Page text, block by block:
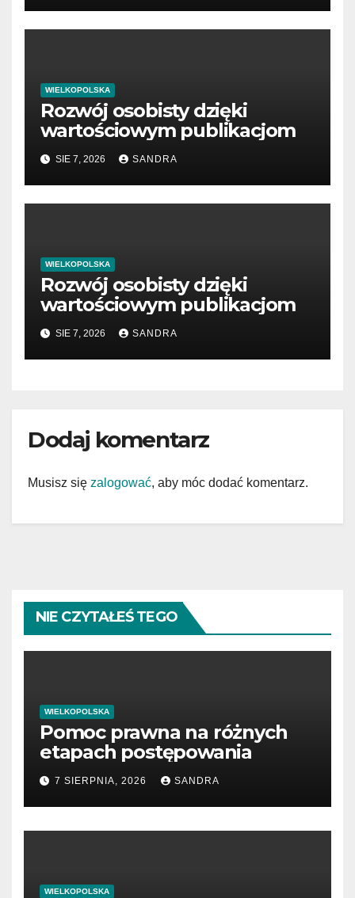
WIELKOPOLSKA
Rozwój osobisty dzięki
wartościowym publikacjom
SIE 7, 2026 SANDRA
WIELKOPOLSKA
Rozwój osobisty dzięki
wartościowym publikacjom
SIE 7, 2026 SANDRA
Dodaj komentarz
Musisz się zalogować, aby móc dodać komentarz.
NIE CZYTAŁEŚ TEGO
WIELKOPOLSKA
Pomoc prawna na różnych
etapach postępowania
7 SIERPNIA, 2026 SANDRA
WIELKOPOLSKA